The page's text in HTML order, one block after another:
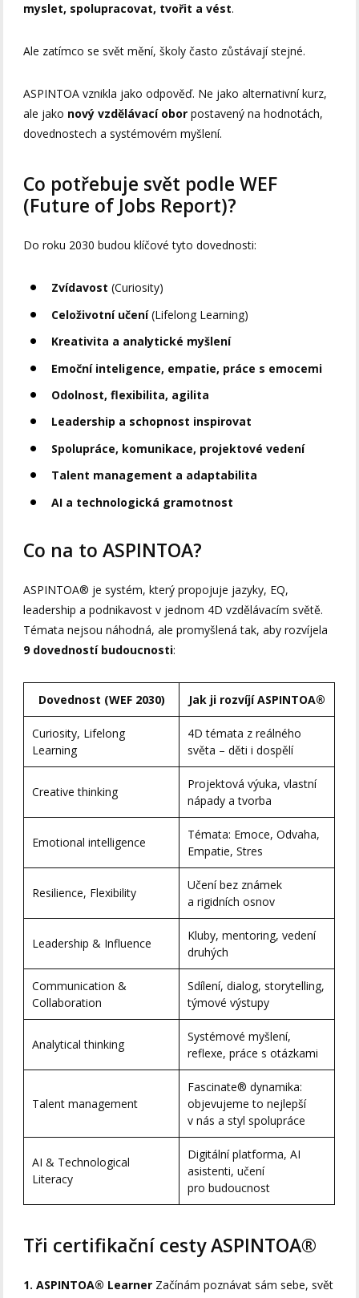
myslet, spolupracovat, tvořit a vést.
Ale zatímco se svět mění, školy často zůstávají stejné.
ASPINTOA vznikla jako odpověď. Ne jako alternativní kurz,
ale jako nový vzdělávací obor postavený na hodnotách,
dovednostech a systémovém myšlení.
Co potřebuje svět podle WEF
(Future of Jobs Report)?
Do roku 2030 budou klíčové tyto dovednosti:
Zvídavost(Curiosity)
Celoživotní učení(Lifelong Learning)
Kreativita a analytické myšlení
Emoční inteligence, empatie, práce s emocemi
Odolnost, flexibilita, agilita
Leadership a schopnost inspirovat
Spolupráce, komunikace, projektové vedení
Talent management a adaptabilita
AI a technologická gramotnost
Co na to ASPINTOA?
ASPINTOA® je systém, který propojuje jazyky, EQ,
leadership a podnikavost v jednom 4D vzdělávacím světě.
Témata nejsou náhodná, ale promyšlená tak, aby rozvíjela
9 dovedností budoucnosti:
Dovednost (WEF 2030) Jak ji rozvíjí ASPINTOA®
Curiosity, Lifelong
Learning
4D témata z reálného
světa – děti i dospělí
Creative thinking
Projektová výuka, vlastní
nápady a tvorba
Emotional intelligence
Témata: Emoce, Odvaha,
Empatie, Stres
Resilience, Flexibility
Učení bez známek
a rigidních osnov
Leadership & Influence
Kluby, mentoring, vedení
druhých
Communication &
Collaboration
Sdílení, dialog, storytelling,
týmové výstupy
Analytical thinking
Systémové myšlení,
reflexe, práce s otázkami
Talent management
Fascinate® dynamika:
objevujeme to nejlepší
v nás a styl spolupráce
AI & Technological
Literacy
Digitální platforma, AI
asistenti, učení
pro budoucnost
Tři certifikační cesty ASPINTOA®
1. ASPINTOA® Learner Začínám poznávat sám sebe, svět